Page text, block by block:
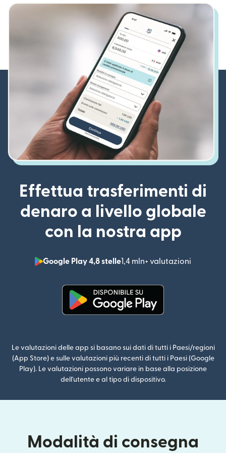
Effettua trasferimenti di
denaro a livello globale
con la nostra app
Google Play 4,8 stelle1,4 mln+ valutazioni
Le valutazioni delle app si basano sui dati di tutti i Paesi/regioni
(App Store) e sulle valutazioni più recenti di tutti i Paesi (Google
Play). Le valutazioni possono variare in base alla posizione
dell'utente e al tipo di dispositivo.
Modalità di consegna